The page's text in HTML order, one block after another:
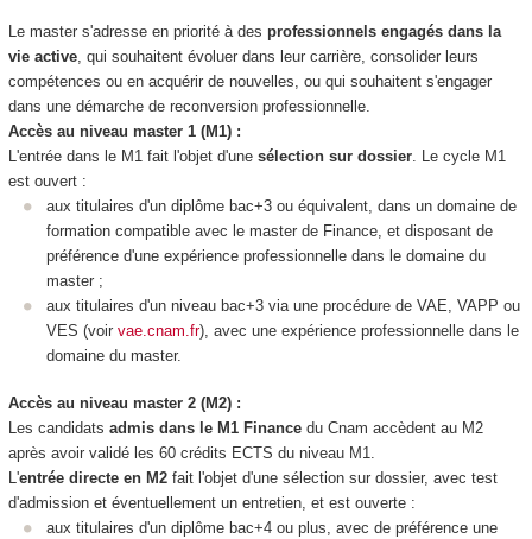
Le master s'adresse en priorité à des professionnels engagés dans la
vie active, qui souhaitent évoluer dans leur carrière, consolider leurs
compétences ou en acquérir de nouvelles, ou qui souhaitent s'engager
dans une démarche de reconversion professionnelle.
Accès au niveau master 1 (M1) :
L'entrée dans le M1 fait l'objet d'une sélection sur dossier. Le cycle M1
est ouvert :
aux titulaires d'un diplôme bac+3 ou équivalent, dans un domaine de
formation compatible avec le master de Finance, et disposant de
préférence d'une expérience professionnelle dans le domaine du
master ;
aux titulaires d'un niveau bac+3 via une procédure de VAE, VAPP ou
VES (voir vae.cnam.fr), avec une expérience professionnelle dans le
domaine du master.
Accès au niveau master 2 (M2) :
Les candidats admis dans le M1 Financedu Cnam accèdent au M2
après avoir validé les 60 crédits ECTS du niveau M1.
L'entrée directe en M2fait l'objet d'une sélection sur dossier, avec test
d'admission et éventuellement un entretien, et est ouverte :
aux titulaires d'un diplôme bac+4 ou plus, avec de préférence une